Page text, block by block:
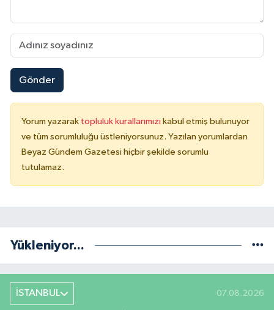
Gönder
Yorum yazarak topluluk kurallarımızı kabul etmiş bulunuyor
ve tüm sorumluluğu üstleniyorsunuz. Yazılan yorumlardan
Beyaz Gündem Gazetesi hiçbir şekilde sorumlu
tutulamaz.
Yükleniyor...
İSTANBUL 07.08.2026